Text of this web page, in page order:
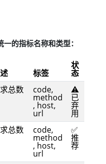
的指标名称和类型：
标签
状
态
总数 code,
method
, host,
url
⚠️
已
弃
用
总数 code,
method
, host,
url
✅
推
荐